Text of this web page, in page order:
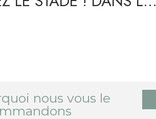
nous vous le